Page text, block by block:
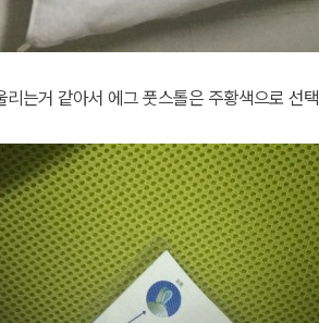
리는거 같아서 에그 풋스톨은 주황색으로 선택